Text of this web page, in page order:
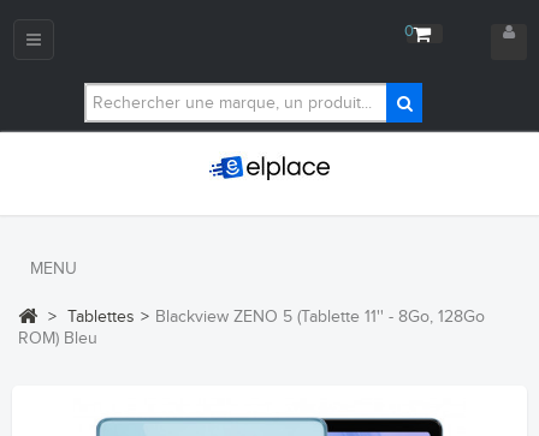
0
Navigation
MENU
> Tablettes > Blackview ZENO 5 (Tablette 11'' - 8Go, 128Go
ROM) Bleu